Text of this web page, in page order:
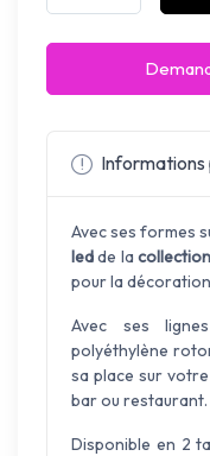
Informations
Avec ses formes
ledde la
pour la
Avec ses
polyéthylène
sa place sur
bar ou restaurant.
Disponible en 2